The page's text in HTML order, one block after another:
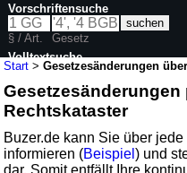
Start >Gesetzesänderungen
Gesetzesänderungen
Rechtskataster
Buzer.de kann Sie über
informieren (Beispiel) und
dar. Somit entfällt Ihre
Vorschriftensuche
§ / Art.
Gesetz
Volltextsuche